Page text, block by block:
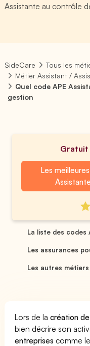
Assistante au contrôle
SideCare
Tous les
Métier Assistant /
Quel code APE
gestion
Gratuit
Les
La liste des codes
Les assurances
Les autres
Lors de lacréation
bien décrire son
entreprises comme